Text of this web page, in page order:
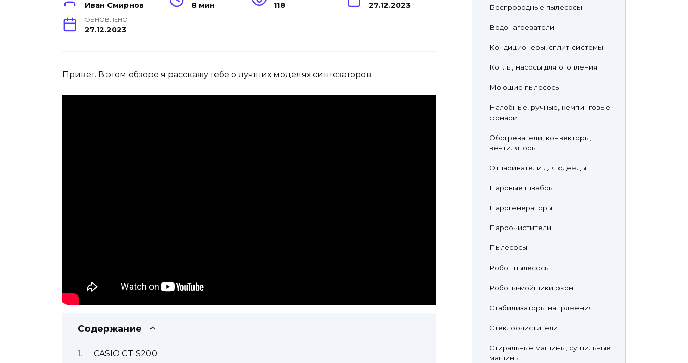
Иван Смирнов 8 мин 118 27.12.2023
ОБНОВЛЕНО
27.12.2023
Привет. В этом обзоре я расскажу тебе о лучших моделях синтезаторов.
Содержание
CASIO CT-S200
Беспроводные пылесосы
Водонагреватели
Кондиционеры, сплит-системы
Котлы, насосы для отопления
Моющие пылесосы
Налобные, ручные, кемпинговые
фонари
Обогреватели, конвекторы,
вентиляторы
Отпариватели для одежды
Паровые швабры
Парогенераторы
Пароочистители
Пылесосы
Робот пылесосы
Роботы-мойщики окон
Стабилизаторы напряжения
Стеклоочистители
Стиральные машины, сушильные
машины